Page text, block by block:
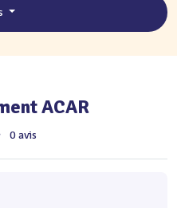
ACAR
0 avis